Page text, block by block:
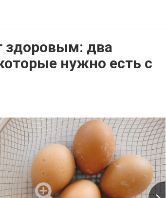
здоровым: два
нужно есть с